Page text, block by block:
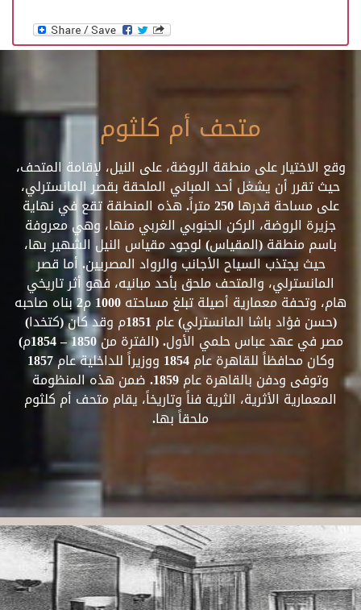
متحف أم كلثوم
وقع الاختيار على منطقة الروضة، على النيل، لإقامة المتحف،
حيث تقرر أن يشغل أحد المباني الملحقة بقصر المانسترلي،
على مساحة قدرها 250 متراً. هذه المنطقة تقع في نهاية
جزيرة الروضة، الركن الجنوبي الغربي منها، وهي معروفة
باسم منطقة (المقياس) لوجود مقياس النيل الشهير بها،
حيث يجتذب السياح الأجانب والرواد المصريين. أما قصر
المانسترلي، والمتحف ملحق بأحد مبانيه، فهو أثر تاريخي
هام، وتحفة معمارية أصيلة تبلغ مساحته 1000 م2 بناه صاحبه
(حسن فؤاد باشا المانسترلي) عام 1851م وقد كان (كتخدا)
مصر في عهد عباس حلمي الأول. (الفترة من 1850 – 1854م)
وكان محافظاً للقاهرة عام 1854 ووزيراً للداخلية عام 1857
وتوفى ودفن بالقاهرة عام 1859. ضمن هذه المنظومة
المعمارية الأثرية، الثرية فناً وتاريخاً، يقام متحف أم كلثوم
ملحقاً بها.